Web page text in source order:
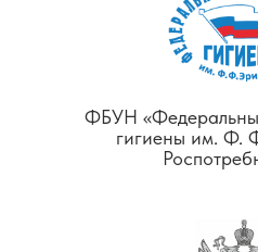
ФБУН
гигиены им. Ф.